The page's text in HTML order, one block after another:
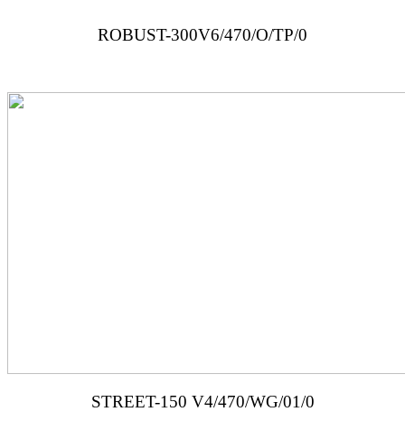
ROBUST-300V6/470/O/TP/0
STREET-150 V4/470/WG/01/0